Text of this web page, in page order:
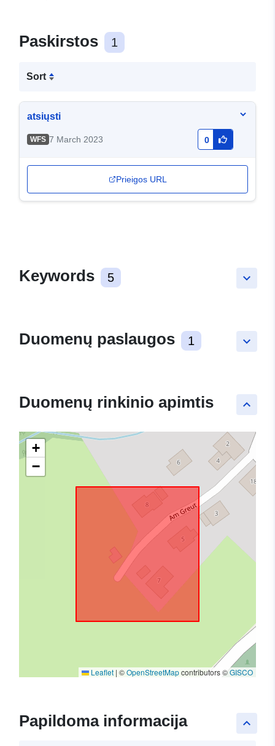
Paskirstos 1
Sort
atsiųsti
WFS 7 March 2023 0
Prieigos URL
keyboard_arrow_down
Keywords 5
keyboard_arrow_down
Duomenų paslaugos 1
keyboard_arrow_up
Duomenų rinkinio apimtis
+
−
Leaflet | ©OpenStreetMapcontributors ©GISCO
keyboard_arrow_up
Papildoma informacija